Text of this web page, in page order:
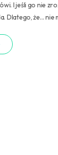
I jeśli go nie
Dlatego, że… nie